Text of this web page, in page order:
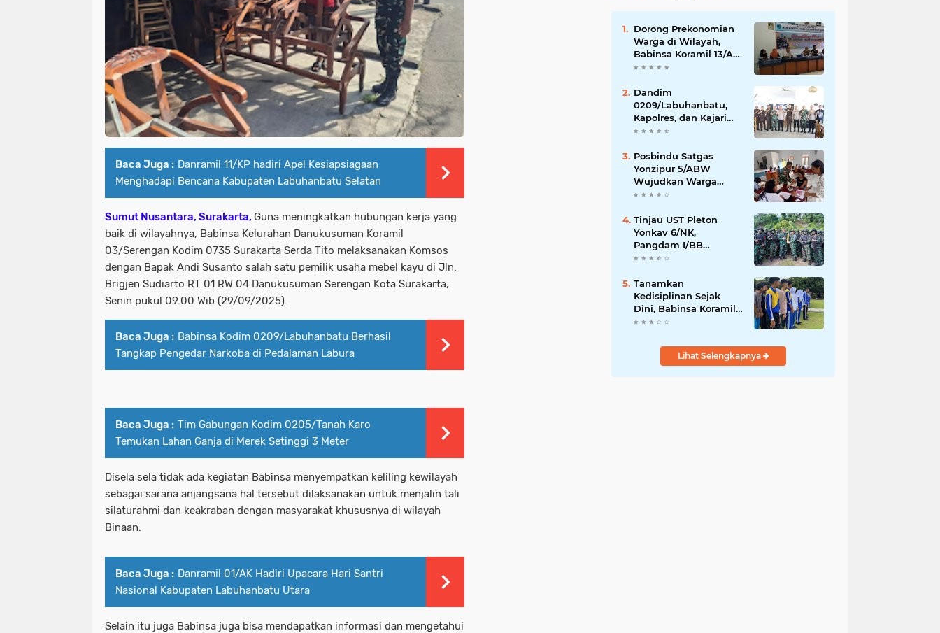
Baca Juga : Danramil 11/KP hadiri Apel Kesiapsiagaan
Menghadapi Bencana Kabupaten Labuhanbatu Selatan
Sumut Nusantara, Surakarta, Guna meningkatkan hubungan kerja yang
baik di wilayahnya, Babinsa Kelurahan Danukusuman Koramil
03/Serengan Kodim 0735 Surakarta Serda Tito melaksanakan Komsos
dengan Bapak Andi Susanto salah satu pemilik usaha mebel kayu di Jln.
Brigjen Sudiarto RT 01 RW 04 Danukusuman Serengan Kota Surakarta,
Senin pukul 09.00 Wib (29/09/2025).
Baca Juga : Babinsa Kodim 0209/Labuhanbatu Berhasil
Tangkap Pengedar Narkoba di Pedalaman Labura
Baca Juga : Tim Gabungan Kodim 0205/Tanah Karo
Temukan Lahan Ganja di Merek Setinggi 3 Meter
Disela sela tidak ada kegiatan Babinsa menyempatkan keliling kewilayah
sebagai sarana anjangsana.hal tersebut dilaksanakan untuk menjalin tali
silaturahmi dan keakraban dengan masyarakat khususnya di wilayah
Binaan.
Baca Juga : Danramil 01/AK Hadiri Upacara Hari Santri
Nasional Kabupaten Labuhanbatu Utara
Selain itu juga Babinsa juga bisa mendapatkan informasi dan mengetahui
Dorong Prekonomian
Warga di Wilayah,
Babinsa Koramil 13/AN
Gandeng Kaum Ibu
Menjahit
Dandim
0209/Labuhanbatu,
Kapolres, dan Kajari
Pererat Sinergitas
Bersama
Posbindu Satgas
Yonzipur 5/ABW
Wujudkan Warga
Sehat Hidup Bahagia
Tinjau UST Pleton
Yonkav 6/NK,
Pangdam I/BB
Tekankan
Faktor Keamanan
Tanamkan
Kedisiplinan Sejak
Dini, Babinsa Koramil
08/RP Latih PBB Siswa
Lihat Selengkapnya